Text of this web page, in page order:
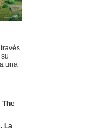
una
The
La